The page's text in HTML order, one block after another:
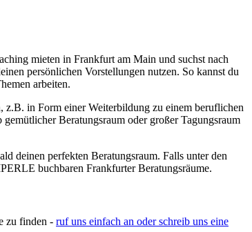
mieten in Frankfurt am Main und suchst nach
persönlichen Vorstellungen nutzen. So kannst du
arbeiten.
z.B. in Form einer Weiterbildung zu einem beruflichen
Beratungsraum oder großer Tagungsraum
deinen perfekten Beratungsraum. Falls unter den
buchbaren Frankfurter Beratungsräume.
zu finden - ruf uns einfach an oder schreib uns eine